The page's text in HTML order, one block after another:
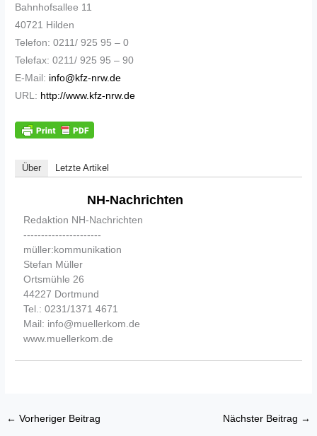
Bahnhofsallee 11
40721 Hilden
Telefon: 0211/ 925 95 – 0
Telefax: 0211/ 925 95 – 90
E-Mail: info@kfz-nrw.de
URL: http://www.kfz-nrw.de
Über Letzte Artikel
NH-Nachrichten
Redaktion NH-Nachrichten
----------------------
müller:kommunikation
Stefan Müller
Ortsmühle 26
44227 Dortmund
Tel.: 0231/1371 4671
Mail: info@muellerkom.de
www.muellerkom.de
← Vorheriger Beitrag Nächster Beitrag →